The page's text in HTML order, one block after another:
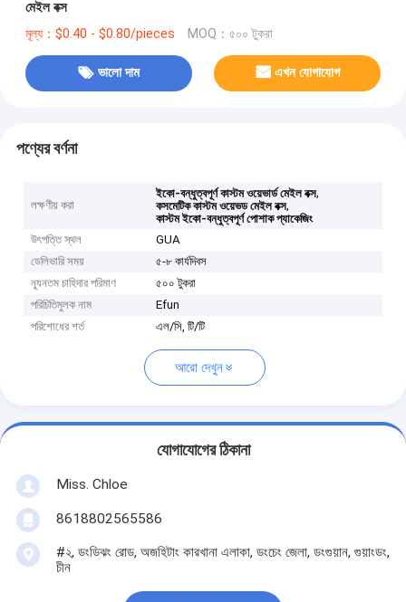
মেইল বক্স
মূল্য：$0.40 - $0.80/pieces MOQ：৫০০ টুকরা
ভালো দাম এখন যোগাযোগ
পণ্যের বর্ণনা
লক্ষণীয় করা
ইকো-বন্ধুত্বপূর্ণ কাস্টম ওয়েভার্ড মেইল বক্স,
কসমেটিক কাস্টম ওয়েভড মেইল বক্স,
কাস্টম ইকো-বন্ধুত্বপূর্ণ পোশাক প্যাকেজিং
উৎপত্তি স্থল
GUA
ডেলিভারি সময়
৫-৮ কার্যদিবস
ন্যূনতম চাহিদার পরিমাণ
৫০০ টুকরা
পরিচিতিমুলক নাম
Efun
পরিশোধের শর্ত
এল/সি, টি/টি
আরো দেখুন
যোগাযোগের ঠিকানা
Miss. Chloe
8618802565586
#২, ডংডিঝং রোড, অজহিটাং কারখানা এলাকা, ডংচেং জেলা, ডংগুয়ান, গুয়াংডং,
চীন